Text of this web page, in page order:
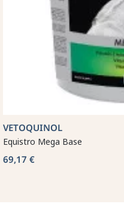
VETOQUINOL
Equistro Mega Base
69,17 €